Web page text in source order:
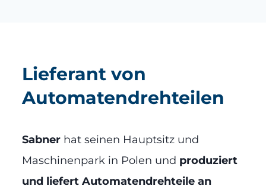
Lieferant von
Automatendrehteilen
Sabner hat seinen Hauptsitz und
Maschinenpark in Polen und produziert
und liefert Automatendrehteile an